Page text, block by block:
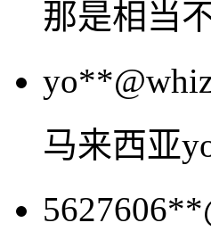
那是相当
马来西亚